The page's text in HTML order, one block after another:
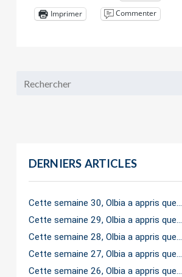
Imprimer
Commenter
DERNIERS ARTICLES
Cette semaine 30, Olbia a appris que…
Cette semaine 29, Olbia a appris que…
Cette semaine 28, Olbia a appris que…
Cette semaine 27, Olbia a appris que…
Cette semaine 26, Olbia a appris que…